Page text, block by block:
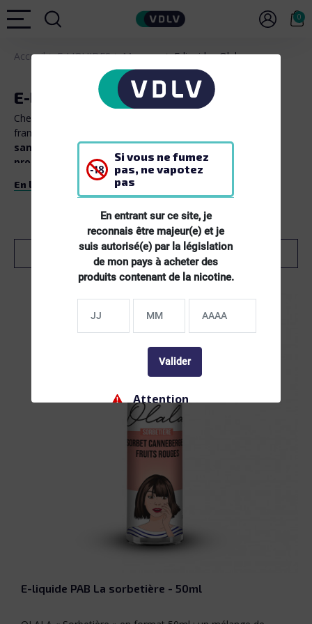
Si vous ne fumez
pas, ne vapotez
pas
En entrant sur ce site, je
reconnais être majeur(e) et je
suis autorisé(e) par la législation
de mon pays à acheter des
produits contenant de la nicotine.
Valider
Attention
Ne convient pas aux femmes enceintes ou
allaitantes, et aux personnes atteintes de
troubles cardio-vasculaires. La nicotine
Interdiction
Interdiction de vente de produits de vapotage
aux mineurs de moins de 18 ans
0
Accueil E-LIQUIDES Marques E-liquides Olala
E-liquides Olala
Chez Olala
française et répondent aux
sans additifs, sans sucralose, sans diacetyl ni acétyl
propionyl
Nous vous proposons nos créations en
0, 3, 6, 12 et 16 mg/ml
Tous nos e-liquides sont vendus auxformats 10ml et
En lire plus
Filtre
E-liquide PAB La sorbetière - 50ml